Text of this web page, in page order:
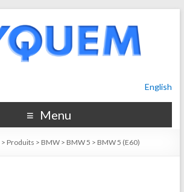
English
Menu
> Produits > BMW> BMW 5 > BMW 5 (E60)